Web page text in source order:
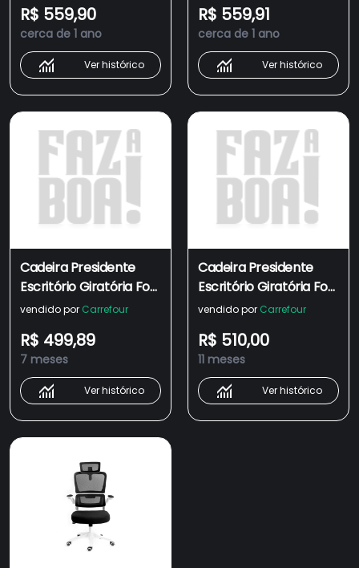
R$ 559,90
cerca de 1 ano
Ver histórico
R$ 559,91
cerca de 1 ano
Ver histórico
Cadeira Presidente
Escritório Giratória Fox
Office Preta Z411
vendido por Carrefour
R$ 499,89
7 meses
Ver histórico
Cadeira Presidente
Escritório Giratória Fox
Office Preta E Branca -
vendido por Carrefour
R$ 510,00
11 meses
Ver histórico